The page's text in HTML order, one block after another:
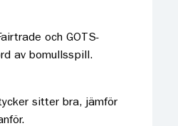
och GOTS-
av bomullsspill.
sitter bra, jämför